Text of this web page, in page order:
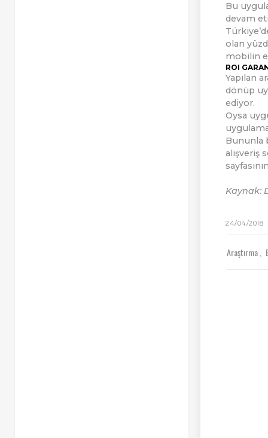
Bu
devam
olan
mobilin
ROI
Yapılan
dönüp
ediyor.
Oysa
Bununla
alışveriş
Kaynak:
24/04/2018
Araştırma